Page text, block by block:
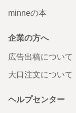
minneの本
企業の方へ
広告出稿について
大口注文について
ヘルプセンター